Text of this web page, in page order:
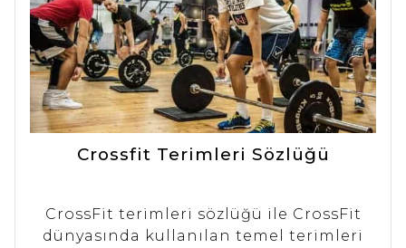
Crossfit Terimleri Sözlüğü
CrossFit terimleri sözlüğü ile CrossFit
dünyasında kullanılan temel terimleri